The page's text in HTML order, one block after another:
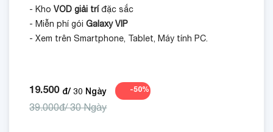
- KhoVOD giải tríđặc sắc
- Miễn phí góiGalaxy VIP
- Xem trên Smartphone, Tablet, Máy tính PC.
19.500 đ/30 Ngày -50%
39.000đ/ 30 Ngày